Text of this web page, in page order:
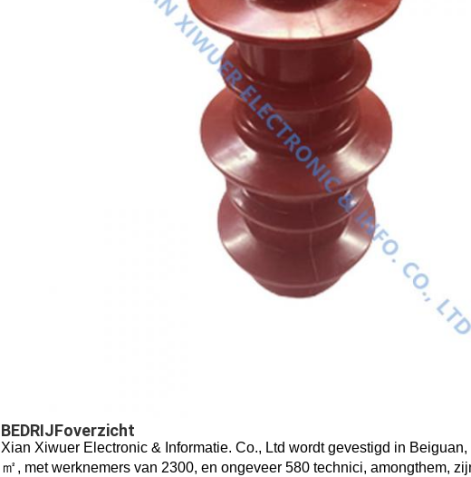
BEDRIJFoverzicht
Xian Xiwuer Electronic & Informatie. Co., Ltd wordt gevestigd in
㎡ , met werknemers van 2300, en ongeveer 580 technici, amongthem,